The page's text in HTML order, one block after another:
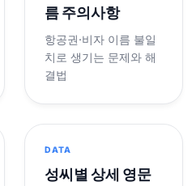
름 주의사항
항공권·비자 이름 불일
치로 생기는 문제와 해
결법
DATA
성씨별 상세 영문